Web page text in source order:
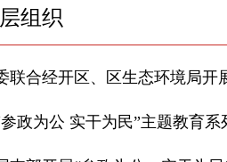
组织
联合经开区、区生态环境局开
政为公 实干为民”主题教育系